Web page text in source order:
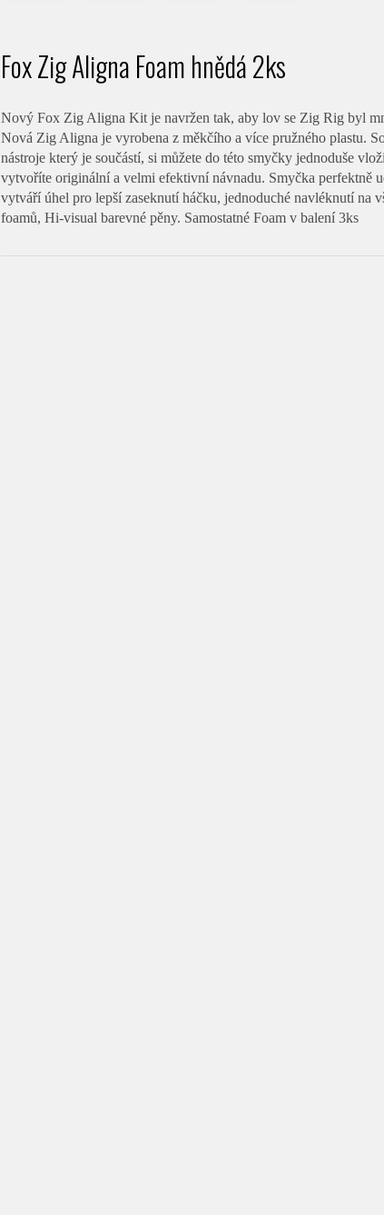
Fox Zig Aligna Foam hnědá 2ks
Nový Fox Zig Aligna Kit je navržen tak, aby lov se Zig Rig byl
Nová Zig Aligna je vyrobena z měkčího a více pružného plastu.
nástroje který je součástí, si můžete do této smyčky jednoduše
vytvoříte originální a velmi efektivní návnadu. Smyčka
vytváří úhel pro lepší zaseknutí háčku, jednoduché navléknutí na
foamů, Hi-visual barevné pěny. Samostatné Foam v balení 3ks